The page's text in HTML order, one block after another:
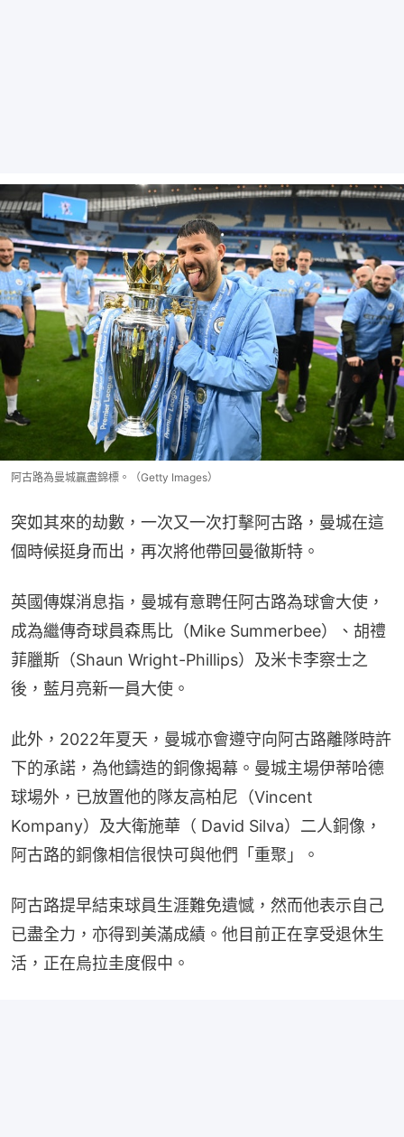
阿古路為曼城贏盡錦標。（Getty Images）
突如其來的劫數，一次又一次打擊阿古路，曼城在這
個時候挺身而出，再次將他帶回曼徹斯特。
英國傳媒消息指，曼城有意聘任阿古路為球會大使，
成為繼傳奇球員森馬比（Mike Summerbee）、胡禮
菲臘斯（Shaun Wright-Phillips）及米卡李察士之
後，藍月亮新一員大使。
此外，2022年夏天，曼城亦會遵守向阿古路離隊時許
下的承諾，為他鑄造的銅像揭幕。曼城主場伊蒂哈德
球場外，已放置他的隊友高柏尼（Vincent
Kompany）及大衛施華（ David Silva）二人銅像，
阿古路的銅像相信很快可與他們「重聚」。
阿古路提早結束球員生涯難免遺憾，然而他表示自己
已盡全力，亦得到美滿成績。他目前正在享受退休生
活，正在烏拉圭度假中。